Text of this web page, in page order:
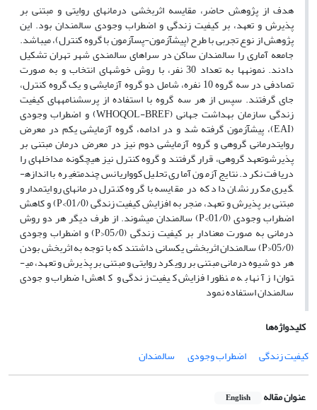
هدف از پژوهش حاضر، مقایسه اثربخشی درمان­های روایتی و مبتنی بر
پذیرش و تعهد، بر کیفیت زندگی و اضطراب وجودی سالمندان بود. این
پژوهش از نوع تجربی با طرح (پیش­آزمون-پس­آزمون با گروه کنترل)، می­باشد.
جامعه آماری را سالمندان ساکن در سراهای سالمندی شهر تهران تشکیل
دادند. نمونه­ها به تعداد 30 نفر، با روش خوشه­ای انتخاب و به صورت
تصادفی در سه گروه 10 نفره، شامل دو گروه آزمایشی و یک گروه کنترل،
جای گرفتند. سپس از هر سه گروه با استفاده از پرسشنامه­های کیفیت
زندگی سازمان بهداشت جهانی (WHOQOL-BREF) و اضطراب وجودی
(EAI)، پیش­آزمون گرفته شد و در ادامه، گروه آزمایشی یکم در معرض
روایت­درمانی گروهی و گروه آزمایشی دوم نیز در معرض درمان مبتنی بر
پذیرش­و­تعهد گروهی، قرار گرفتند و گروه کنترل نیز هیچگونه مداخله­ای را
دریافت نکرد. نتایج آزمون آماری تحلیل کوواریانس چند­متغیره با اندازه­
گیری مکرر نشان داد که در مقایسه با گروه کنترل درمان­های روایت­مدار و
مبتنی بر پذیرش و تعهد، منجر به افزایش کیفیت زندگی (01/0>P) و کاهش
اضطراب وجودی (01/0>P) سالمندان می­شوند. از طرف دیگر هر دو روش
درمانی به صورت معنادار بر کیفیت زندگی (05/0<P) و اضطراب وجودی
(05/0<P) سالمندان اثربخشی یکسانی داشتند که با توجه به اثربخش بودن
هر دو شیوه درمانی مبتنی بر رویکرد روایتی و مبتنی بر پذیرش و تعهد، می­
توان از آن­ها به منظور افزایش کیفیت زندگی و کاهش اضطراب وجودی
سالمندان استفاده نمود
کلیدواژه‌ها
کیفیت زندگی
اضطراب وجودی سالمندان
عنوان مقاله English